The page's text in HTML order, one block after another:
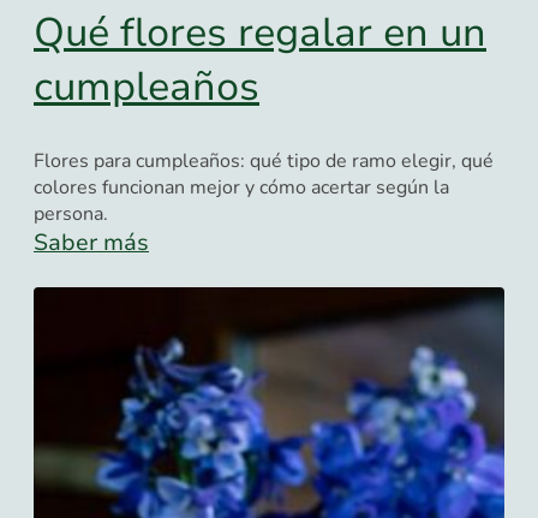
Qué flores regalar en un
cumpleaños
Flores para cumpleaños: qué tipo de ramo elegir, qué
colores funcionan mejor y cómo acertar según la
persona.
Saber más